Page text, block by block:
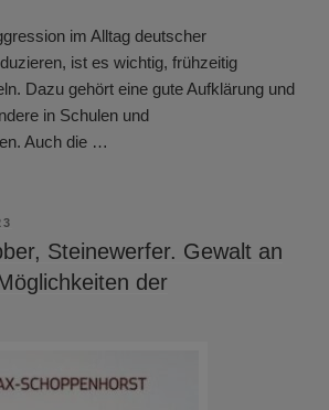
im Alltag deutscher
ist es wichtig, frühzeitig
Dazu gehört eine gute Aufklärung und
in Schulen und
Auch die …
Steinewerfer. Gewalt an
der